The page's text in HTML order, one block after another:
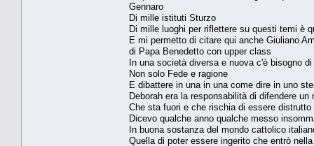
Gennaro
Di mille istituti Sturzo
Di mille luoghi per riflettere su questi temi è
E mi permetto di citare qui anche Giuliano
di Papa Benedetto con upper class
In una società diversa e nuova c'è bisogno
Non solo Fede e ragione
E dibattere in una in una come dire in uno
Deborah era la responsabilità di difendere un
Che sta fuori e che rischia di essere
Dicevo qualche anno qualche messo
In buona sostanza del mondo cattolico
Quella di poter essere ingerito che entrò